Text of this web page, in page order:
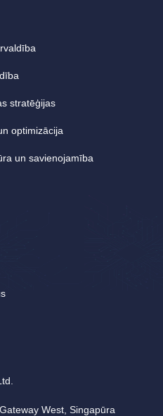
stratēģijas
optimizācija
un savienojamība
West, Singapūra